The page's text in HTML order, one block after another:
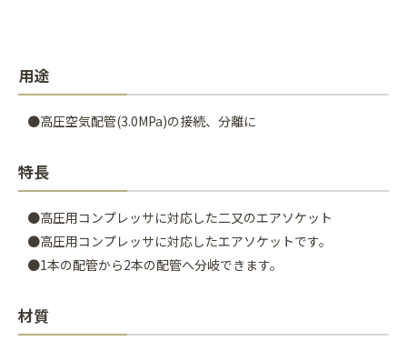
用途
●高圧空気配管(3.0MPa)の接続、分離に
特長
●高圧用コンプレッサに対応した二又のエアソケット
●高圧用コンプレッサに対応したエアソケットです。
●1本の配管から2本の配管へ分岐できます。
材質